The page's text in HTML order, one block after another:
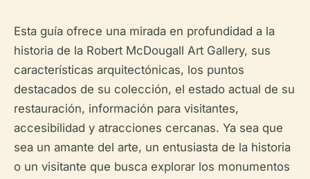
Esta guía ofrece una mirada en profundidad a la
historia de la Robert McDougall Art Gallery, sus
características arquitectónicas, los puntos
destacados de su colección, el estado actual de su
restauración, información para visitantes,
accesibilidad y atracciones cercanas. Ya sea que
sea un amante del arte, un entusiasta de la historia
o un visitante que busca explorar los monumentos